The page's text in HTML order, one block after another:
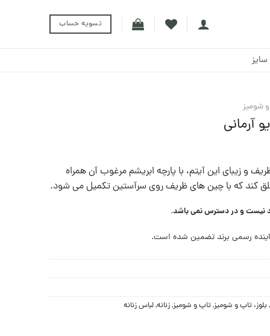
تسویه حساب
و شومیز
آرمانی
و زیبای این آیتم،‌ با پارچه ابریشم مرغوب آن همراه
کند که با چین های ظریف روی سرآستین تکمیل می شود.
نیست و در دسترس نمی باشد.
رسمی برند تضمین شده است.
,بلوز، تاپ و شومیز,تاپ و شومیز,زنانه,لباس زنانه